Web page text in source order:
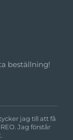
beställning!
jag till att få
Jag förstår